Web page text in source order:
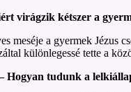
virágzik kétszer a
meséje a gyermek Jézus
különlegessé tette a
Hogyan tudunk a